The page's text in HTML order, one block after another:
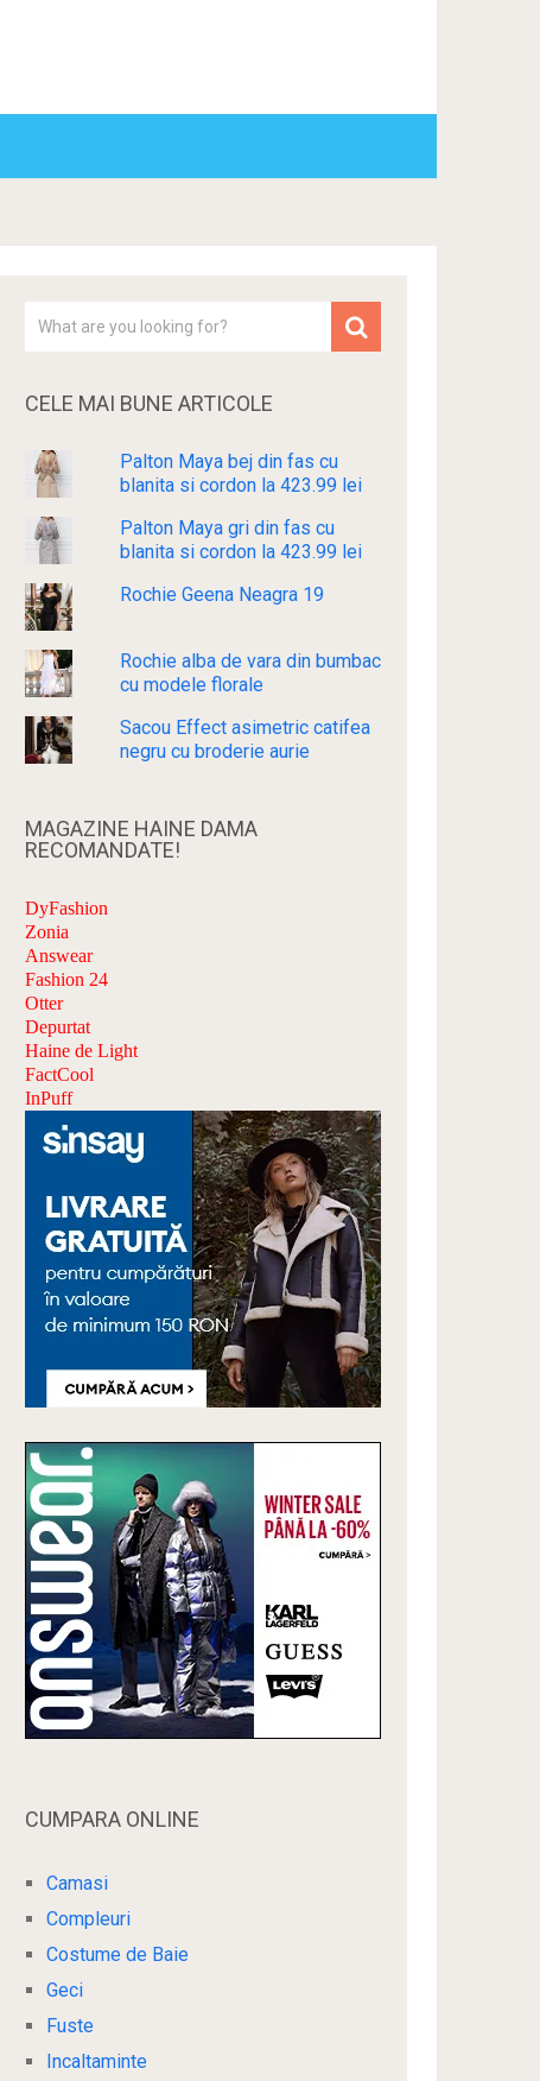
CELE MAI BUNE ARTICOLE
Palton Maya bej din fas cu
blanita si cordon la 423.99 lei
Palton Maya gri din fas cu
blanita si cordon la 423.99 lei
Rochie Geena Neagra 19
Rochie alba de vara din bumbac
cu modele florale
Sacou Effect asimetric catifea
negru cu broderie aurie
MAGAZINE HAINE DAMA
RECOMANDATE!
DyFashion
Zonia
Answear
Fashion 24
Otter
Depurtat
Haine de Light
FactCool
InPuff
CUMPARA ONLINE
Camasi
Compleuri
Costume de Baie
Geci
Fuste
Incaltaminte